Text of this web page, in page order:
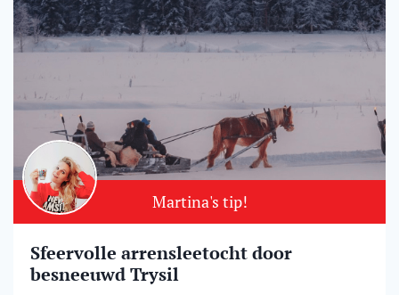
Martina's tip!
Sfeervolle arrensleetocht door
besneeuwd Trysil​